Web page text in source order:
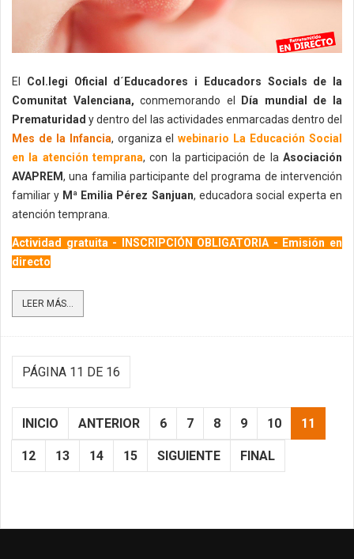
El Col.legi Oficial d´Educadores i Educadors Socials de la
Comunitat Valenciana, conmemorando el
Día mundial de la
Prematuridad y dentro del las actividades enmarcadas dentro del
Mes de la Infancia, organiza el webinario La Educación Social
en la atención temprana, con la participación de la Asociación
AVAPREM, una familia participante del programa de intervención
familiar y Mª Emilia Pérez Sanjuan, educadora social experta en
atención temprana.
Actividad gratuita - INSCRIPCIÓN OBLIGATORIA - Emisión en
directo
LEER MÁS...
PÁGINA 11 DE 16
INICIO ANTERIOR 6 7 8 9 10 11
12 13 14 15 SIGUIENTE FINAL